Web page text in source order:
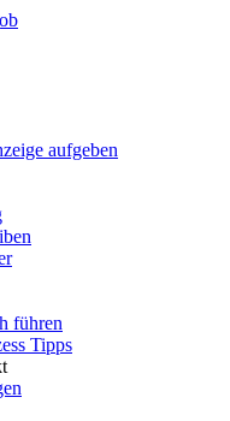
aufgeben
führen
Tipps